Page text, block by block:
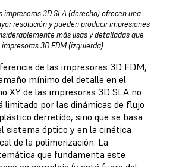
impresoras 3D SLA (derecha) ofrecen una
resolución y pueden producir impresiones
más lisas y detalladas que
impresoras 3D FDM (izquierda).
de las impresoras 3D FDM,
mínimo del detalle en el
XY de las impresoras 3D SLA no
limitado por las dinámicas de flujo
derretido, sino que se basa
sistema óptico y en la cinética
de la polimerización. La
que fundamenta este